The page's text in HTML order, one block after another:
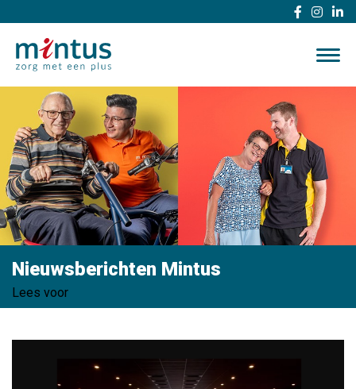
Nieuwsberichten Mintus
Lees voor